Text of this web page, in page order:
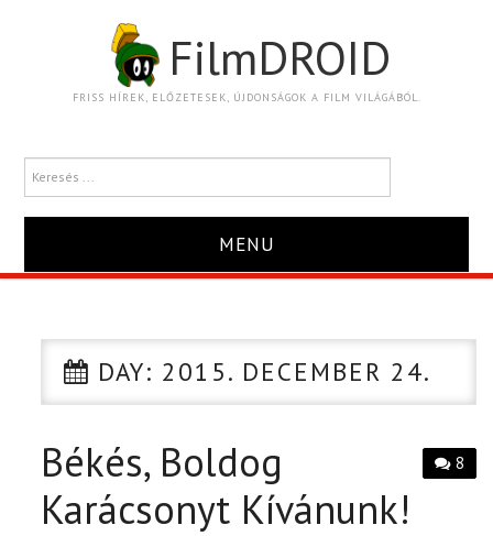
FilmDROID
FRISS HÍREK, ELŐZETESEK, ÚJDONSÁGOK A FILM VILÁGÁBÓL.
MENU
TRAILERDAY: 2015. DECEMBER 24.
8
Békés, Boldog
Karácsonyt Kívánunk!